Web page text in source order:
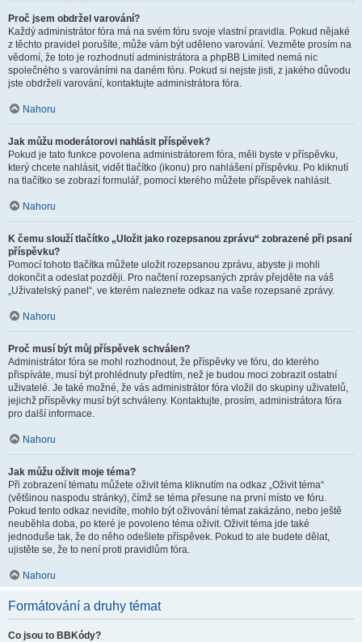
Proč jsem obdržel varování?
Každý administrátor fóra má na svém fóru svoje vlastní pravidla. Pokud nějaké
z těchto pravidel porušíte, může vám být uděleno varování. Vezměte prosím na
vědomí, že toto je rozhodnutí administrátora a phpBB Limited nemá nic
společného s varováními na daném fóru. Pokud si nejste jisti, z jakého důvodu
jste obdrželi varování, kontaktujte administrátora fóra.
Nahoru
Jak můžu moderátorovi nahlásit příspěvek?
Pokud je tato funkce povolena administrátorem fóra, měli byste v příspěvku,
který chcete nahlásit, vidět tlačítko (ikonu) pro nahlášení příspěvku. Po kliknutí
na tlačítko se zobrazí formulář, pomocí kterého můžete příspěvek nahlásit.
Nahoru
K čemu slouží tlačítko „Uložit jako rozepsanou zprávu“ zobrazené při psaní
příspěvku?
Pomocí tohoto tlačítka můžete uložit rozepsanou zprávu, abyste ji mohli
dokončit a odeslat později. Pro načtení rozepsaných zpráv přejděte na váš
„Uživatelský panel“, ve kterém naleznete odkaz na vaše rozepsané zprávy.
Nahoru
Proč musí být můj příspěvek schválen?
Administrátor fóra se mohl rozhodnout, že příspěvky ve fóru, do kterého
přispíváte, musí být prohlédnuty předtím, než je budou moci zobrazit ostatní
uživatelé. Je také možné, že vás administrátor fóra vložil do skupiny uživatelů,
jejichž příspěvky musí být schváleny. Kontaktujte, prosím, administrátora fóra
pro další informace.
Nahoru
Jak můžu oživit moje téma?
Při zobrazení tématu můžete oživit téma kliknutím na odkaz „Oživit téma“
(většinou naspodu stránky), čímž se téma přesune na první místo ve fóru.
Pokud tento odkaz nevidíte, mohlo být oživování témat zakázáno, nebo ještě
neuběhla doba, po které je povoleno téma oživit. Oživit téma jde také
jednoduše tak, že do něho odešlete příspěvek. Pokud to ale budete dělat,
ujistěte se, že to není proti pravidlům fóra.
Nahoru
Formátování a druhy témat
Co jsou to BBKódy?